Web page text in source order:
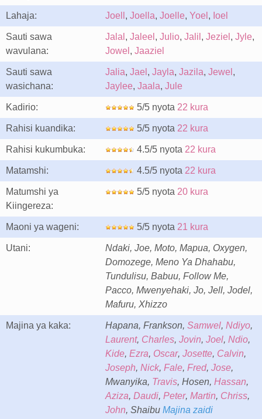
Lahaja: Joell , Joella, Joelle, Yoel , Ioel
Sauti sawa
wavulana:
Jalal , Jaleel , Julio, Jalil , Jeziel , Jyle,
Jowel , Jaaziel
Sauti sawa
wasichana:
Jalia, Jael , Jayla, Jazila, Jewel ,
Jaylee, Jaala, Jule
Kadirio: 5/5 nyota 22 kura
Rahisi kuandika: 5/5 nyota 22 kura
Rahisi kukumbuka: 4.5/5 nyota 22 kura
Matamshi: 4.5/5 nyota 22 kura
Matumshi ya
Kiingereza:
5/5 nyota 20 kura
Maoni ya wageni: 5/5 nyota 21 kura
Utani:
Ndaki, Joe, Moto, Mapua, Oxygen,
Domozege, Meno Ya Dhahabu,
Tundulisu, Babuu, Follow Me,
Pacco, Mwenyehaki, Jo, Jell, Jodel,
Mafuru, Xhizzo
Majina ya kaka: Hapana, Frankson, Samwel, Ndiyo,
Laurent, Charles, Jovin, Joel, Ndio,
Kide, Ezra, Oscar, Josette, Calvin,
Joseph, Nick, Fale, Fred, Jose,
Mwanyika, Travis, Hosen, Hassan,
Aziza, Daudi, Peter, Martin, Chriss,
John, Shaibu Majina zaidi